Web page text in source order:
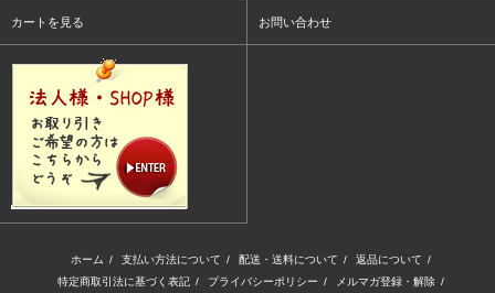
カートを見る お問い合わせ
ホーム / 支払い方法について / 配送・送料について / 返品について /
特定商取引法に基づく表記 / プライバシーポリシー / メルマガ登録・解除 /